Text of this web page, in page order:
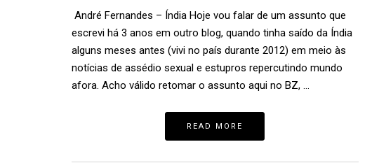
André Fernandes – Índia Hoje vou falar de um assunto que
escrevi há 3 anos em outro blog, quando tinha saído da Índia
alguns meses antes (vivi no país durante 2012) em meio às
notícias de assédio sexual e estupros repercutindo mundo
afora. Acho válido retomar o assunto aqui no BZ, …
READ MORE